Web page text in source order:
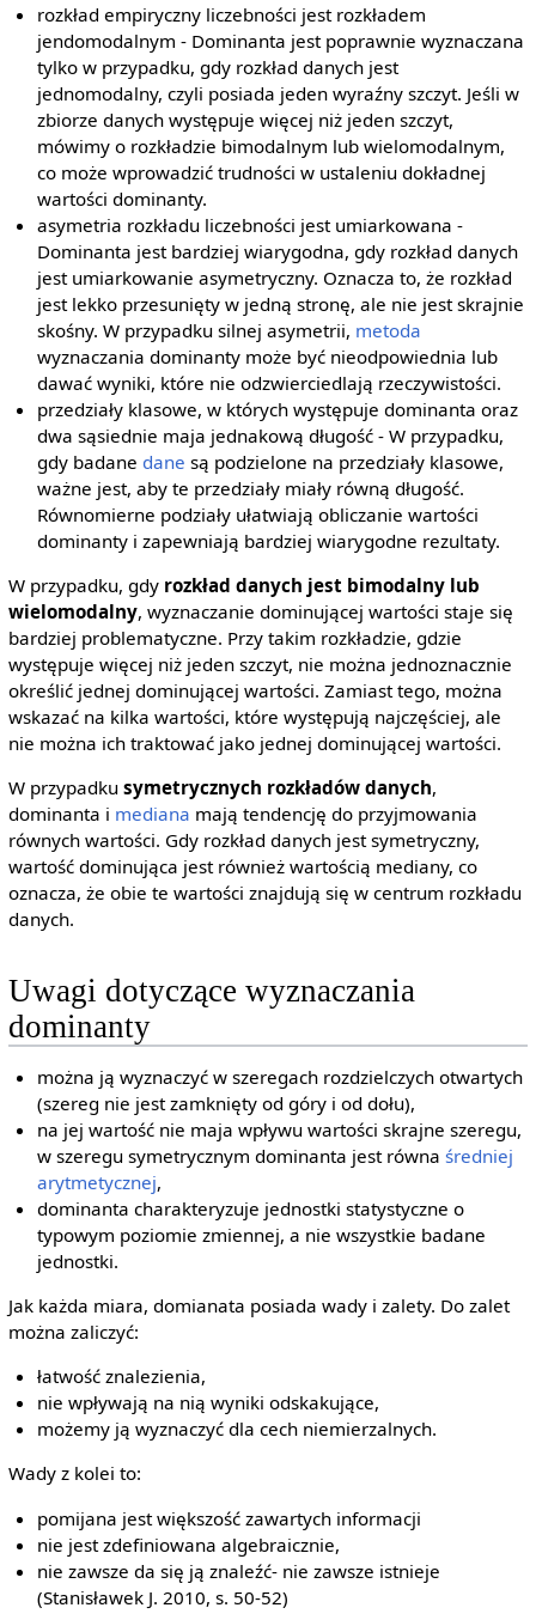
rozkład empiryczny liczebności jest rozkładem
jendomodalnym - Dominanta jest poprawnie wyznaczana
tylko w przypadku, gdy rozkład danych jest
jednomodalny, czyli posiada jeden wyraźny szczyt. Jeśli w
zbiorze danych występuje więcej niż jeden szczyt,
mówimy o rozkładzie bimodalnym lub wielomodalnym,
co może wprowadzić trudności w ustaleniu dokładnej
wartości dominanty.
asymetria rozkładu liczebności jest umiarkowana -
Dominanta jest bardziej wiarygodna, gdy rozkład danych
jest umiarkowanie asymetryczny. Oznacza to, że rozkład
jest lekko przesunięty w jedną stronę, ale nie jest skrajnie
skośny. W przypadku silnej asymetrii, metoda
wyznaczania dominanty może być nieodpowiednia lub
dawać wyniki, które nie odzwierciedlają rzeczywistości.
przedziały klasowe, w których występuje dominanta oraz
dwa sąsiednie maja jednakową długość - W przypadku,
gdy badane dane są podzielone na przedziały klasowe,
ważne jest, aby te przedziały miały równą długość.
Równomierne podziały ułatwiają obliczanie wartości
dominanty i zapewniają bardziej wiarygodne rezultaty.
W przypadku, gdy rozkład danych jest bimodalny lub
wielomodalny, wyznaczanie dominującej wartości staje się
bardziej problematyczne. Przy takim rozkładzie, gdzie
występuje więcej niż jeden szczyt, nie można jednoznacznie
określić jednej dominującej wartości. Zamiast tego, można
wskazać na kilka wartości, które występują najczęściej, ale
nie można ich traktować jako jednej dominującej wartości.
W przypadku symetrycznych rozkładów danych,
dominanta i mediana mają tendencję do przyjmowania
równych wartości. Gdy rozkład danych jest symetryczny,
wartość dominująca jest również wartością mediany, co
oznacza, że obie te wartości znajdują się w centrum rozkładu
danych.
Uwagi dotyczące wyznaczania
dominanty
można ją wyznaczyć w szeregach rozdzielczych otwartych
(szereg nie jest zamknięty od góry i od dołu),
na jej wartość nie maja wpływu wartości skrajne szeregu,
w szeregu symetrycznym dominanta jest równaśredniej
arytmetycznej,
dominanta charakteryzuje jednostki statystyczne o
typowym poziomie zmiennej, a nie wszystkie badane
jednostki.
Jak każda miara, domianata posiada wady i zalety. Do zalet
można zaliczyć:
łatwość znalezienia,
nie wpływają na nią wyniki odskakujące,
możemy ją wyznaczyć dla cech niemierzalnych.
Wady z kolei to:
pomijana jest większość zawartych informacji
nie jest zdefiniowana algebraicznie,
nie zawsze da się ją znaleźć- nie zawsze istnieje
(Stanisławek J. 2010, s. 50-52)